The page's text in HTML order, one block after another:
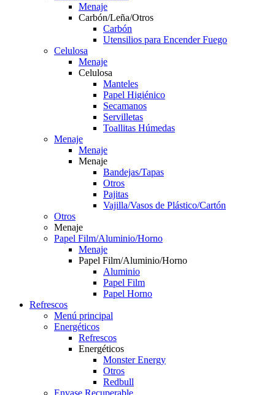
Menaje
Carbón/Leña/Otros
Carbón
Utensilios para Encender Fuego
Celulosa
Menaje
Celulosa
Manteles
Papel Higiénico
Secamanos
Servilletas
Toallitas Húmedas
Menaje
Menaje
Menaje
Bandejas/Tapas
Otros
Pajitas
Vajilla/Vasos de Plástico/Cartón
Otros
Menaje
Papel Film/Aluminio/Horno
Menaje
Papel Film/Aluminio/Horno
Aluminio
Papel Film
Papel Horno
Refrescos
Menú principal
Energéticos
Refrescos
Energéticos
Monster Energy
Otros
Redbull
Envase Recuperable